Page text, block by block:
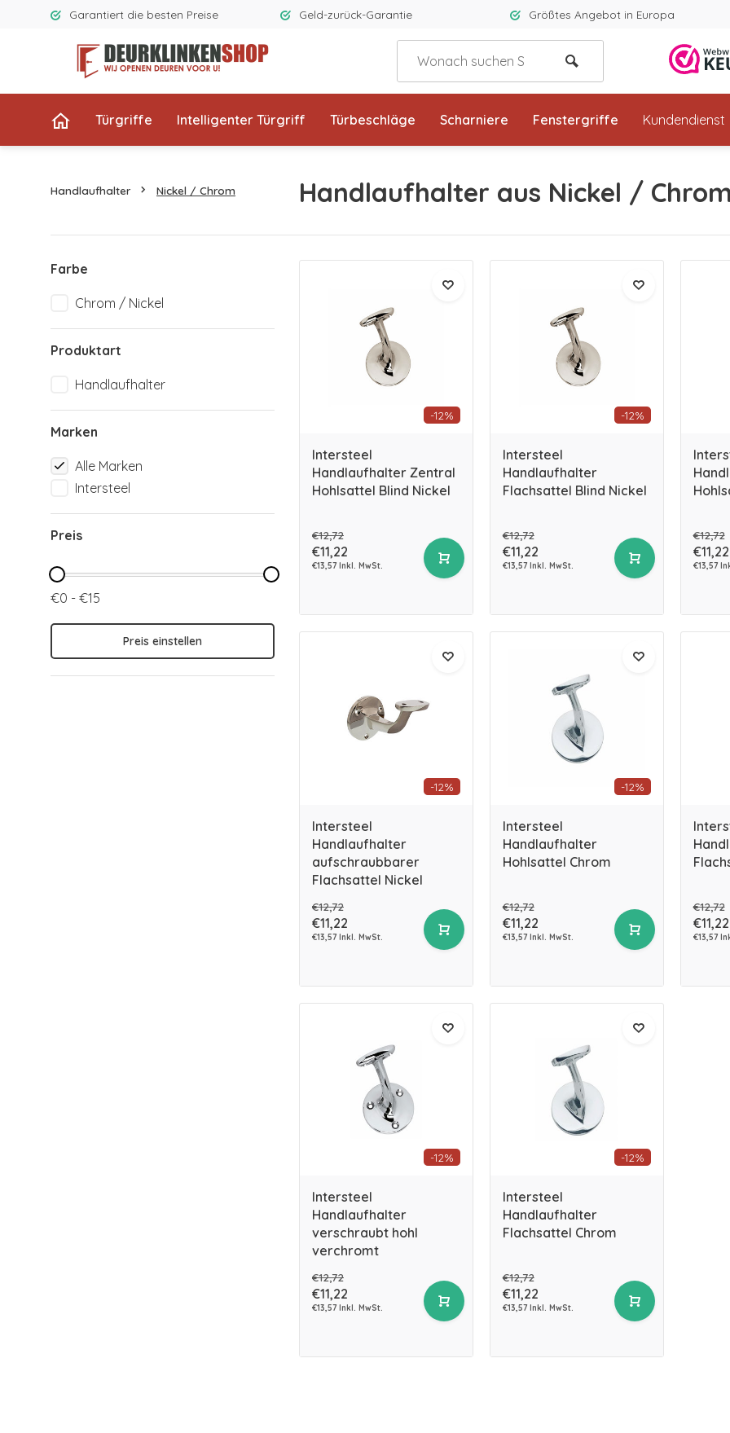
Garantiert die besten Preise Geld-zurück-Garantie Größtes Angebot in Europa
Türgriffe Intelligenter Türgriff Türbeschläge Scharniere Fenstergriffe Kundendienst
Handlaufhalter Nickel / Chrom Handlaufhalter aus Nickel /
Farbe
Chrom / Nickel
Produktart
Handlaufhalter
Marken
Alle Marken
Intersteel
Preis
€0 - €15
Preis einstellen
-12%
Intersteel
Handlaufhalter Zentral
Hohlsattel Blind Nickel
€12,72
€11,22
€13,57 Inkl. MwSt.
-12%
Intersteel
Handlaufhalter
Flachsattel Blind Nickel
€12,72
€11,22
€13,57 Inkl. MwSt.
€12,72
€11,22
€13,57
-12%
Intersteel
Handlaufhalter
aufschraubbarer
Flachsattel Nickel
€12,72
€11,22
€13,57 Inkl. MwSt.
-12%
Intersteel
Handlaufhalter
Hohlsattel Chrom
€12,72
€11,22
€13,57 Inkl. MwSt.
€12,72
€11,22
€13,57
-12%
Intersteel
Handlaufhalter
verschraubt hohl
verchromt
€12,72
€11,22
€13,57 Inkl. MwSt.
-12%
Intersteel
Handlaufhalter
Flachsattel Chrom
€12,72
€11,22
€13,57 Inkl. MwSt.